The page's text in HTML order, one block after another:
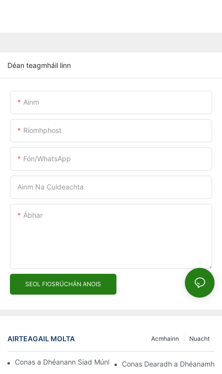
Déan teagmháil linn
Ainm
Ríomhphost
Fón/WhatsApp
Ainm Na Cuideachta
Ábhar
SEOL FIOSRÚCHÁN ANOIS
AIRTEAGAIL MOLTA Nuacht
Acmhainn
Conas a Dhéanann Siad Múnlaí le haghaidh Múnlú Insteallta?
Conas Dearadh a Dhéanamh